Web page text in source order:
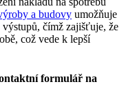
a budovy umožňuje
čímž zajišťuje, že
což vede k lepší
formulář na